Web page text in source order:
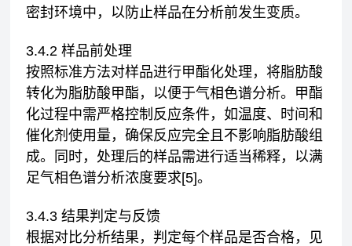
密封环境中，以防止样品在分析前发生变质。
3.4.2 样品前处理
按照标准方法对样品进行甲酯化处理，将脂肪酸
转化为脂肪酸甲酯，以便于气相色谱分析。甲酯
化过程中需严格控制反应条件，如温度、时间和
催化剂使用量，确保反应完全且不影响脂肪酸组
成。同时，处理后的样品需进行适当稀释，以满
足气相色谱分析浓度要求[5]。
3.4.3 结果判定与反馈
根据对比分析结果，判定每个样品是否合格，见